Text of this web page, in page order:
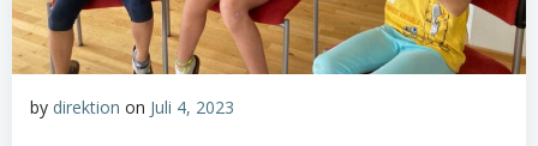
by direktion on Juli 4, 2023